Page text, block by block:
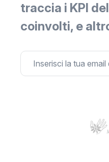
traccia i KPI
coinvolti, e